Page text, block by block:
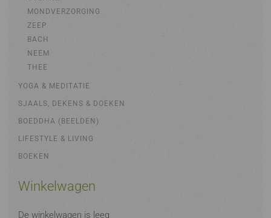
MONDVERZORGING
ZEEP
BACH
NEEM
THEE
YOGA & MEDITATIE
SJAALS, DEKENS & DOEKEN
BOEDDHA (BEELDEN)
LIFESTYLE & LIVING
BOEKEN
Winkelwagen
De winkelwagen is leeg